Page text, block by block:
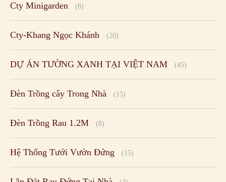
Cty Minigarden (8)
Cty-Khang Ngọc Khánh (20)
DỰ ÁN TƯỜNG XANH TẠI VIỆT NAM (45)
Đèn Trồng cây Trong Nhà (15)
Đèn Trồng Rau 1.2M (8)
Hệ Thống Tưới Vườn Đứng (15)